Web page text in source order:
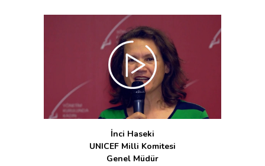
İnci Haseki
UNICEF Milli Komitesi
Genel Müdür